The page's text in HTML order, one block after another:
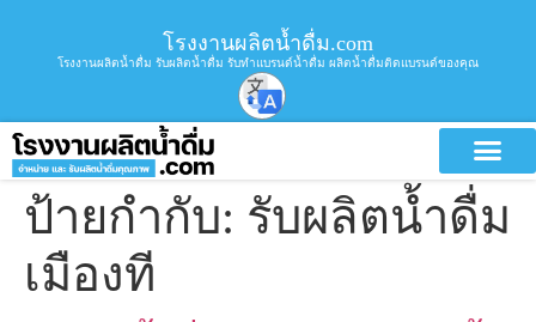
โรงงานผลิตน้ำดื่ม.com
โรงงานผลิตน้ำดื่ม รับผลิตน้ำดื่ม รับทำแบรนด์น้ำดื่ม ผลิตน้ำดื่มติดแบรนด์ของคุณ
ป้ายกำกับ: รับผลิตน้ำดื่ม
เมืองที